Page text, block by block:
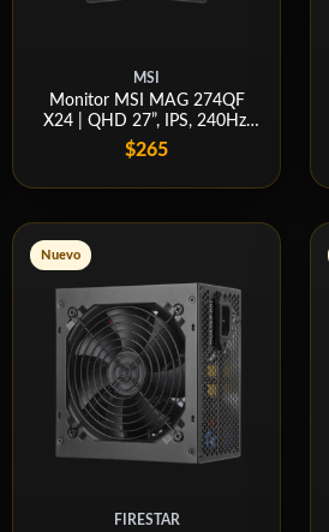
MSI
Monitor MSI MAG 274QF
X24 | QHD 27”, IPS, 240Hz,
0.5ms
$265
Nuevo
FIRESTAR